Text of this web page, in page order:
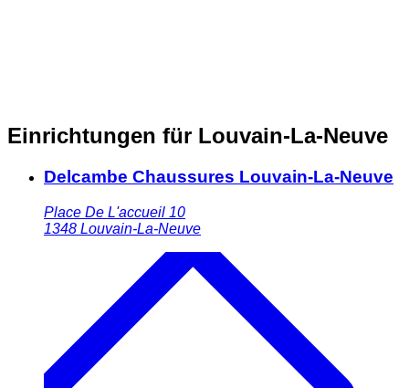
Einrichtungen für Louvain-La-Neuve
Delcambe Chaussures Louvain-La-Neuve
Place De L'accueil 10
1348 Louvain-La-Neuve